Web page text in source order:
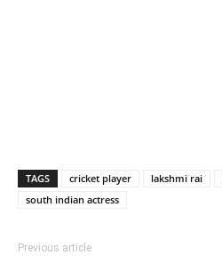
TAGS cricket player lakshmi rai
south indian actress
Previous article